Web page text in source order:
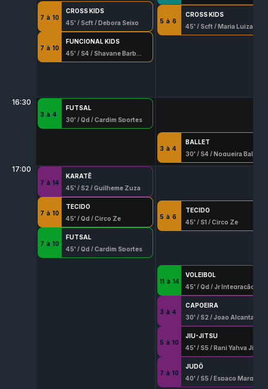
16:30
17:00
CROSS KIDS
7 à 10
45' / Scft /Debora Seixo
FUNCIONAL KIDS
7 à 10
45' / S4 / Shayane Barbosa Souza
FUTSAL
3 à 4
30' /Qd /Cardim Sportes
KARATÊ
7 à 14
45' / S2 /Guilheme Zuza
TECIDO
7 à 10
45' /Qd /Circo Ze
FUTSAL
7 à 10
45' /Qd /Cardim Sportes
CROSS KIDS
5 à 6
45' / Scft /Maria Luiza Garcia
BALLET
3 à 4
30' / S4 /Nogueira Ballet
TECIDO
5 à 6
45' / S1 /Circo Ze
VOLEIBOL
11 à 14
45' /Qd /Jr Integração Esportiva
CAPOEIRA
3 à 4
30' / S2 /Joao Alcantara Villapouca
JIU-JITSU
5 à 10
45' / S5 /Rani Yahya Jiu
JUDÔ
7 à 10
40' / S5 /Espaço Marques Judo